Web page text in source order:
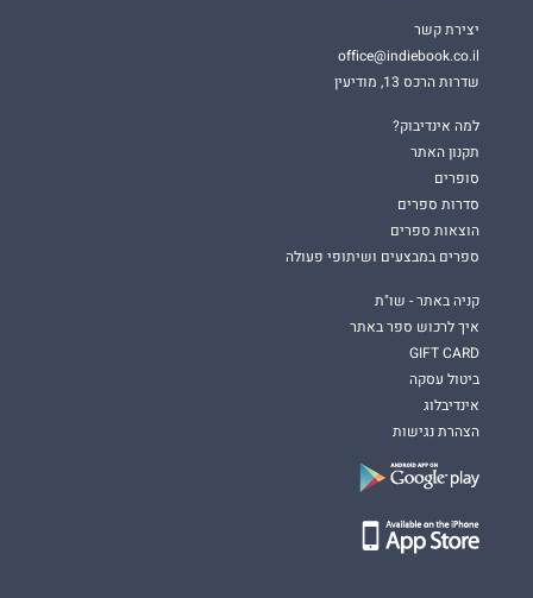
יצירת קשר
office@indiebook.co.il
שדרות הרכס 13, מודיעין
למה אינדיבוק?
תקנון האתר
סופרים
סדרות ספרים
הוצאות ספרים
ספרים במבצעים ושיתופי פעולה
קניה באתר - שו"ת
איך לרכוש ספר באתר
GIFT CARD
ביטול עסקה
אינדיבלוג
הצהרת נגישות